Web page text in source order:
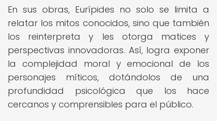
En sus obras, Eurípides no solo se limita a
relatar los mitos conocidos, sino que también
los reinterpreta y les otorga matices y
perspectivas innovadoras. Así, logra exponer
la complejidad moral y emocional de los
personajes míticos, dotándolos de una
profundidad psicológica que los hace
cercanos y comprensibles para el público.